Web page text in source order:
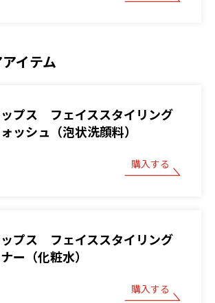
イテム
プス フェイススタイリング
ッシュ（泡状洗顔料）
購入する
プス フェイススタイリング
ー（化粧水）
購入する